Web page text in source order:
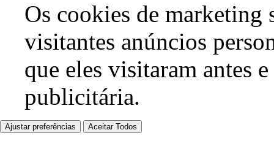
Os cookies de marketing
visitantes anúncios
que eles visitaram antes
publicitária.
Ajustar preferências Aceitar Todos